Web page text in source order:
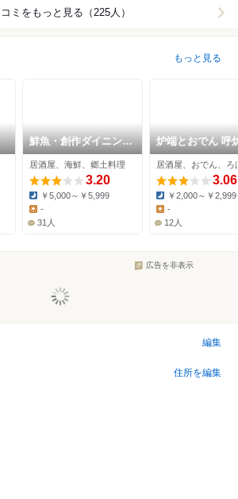
ミをもっと見る（225人）
もっと見る
鮮魚・創作ダイニング
ほいど家
居酒屋、海鮮、郷土料理
3.20
Dinner:
￥5,000～￥5,999
Lunch:
-
31人
炉端とおでん 呼
来 青森駅前店
3.06
Dinner:
￥2,000～￥2,999
Lunch:
-
12人
広告を非表示
編集
住所を編集